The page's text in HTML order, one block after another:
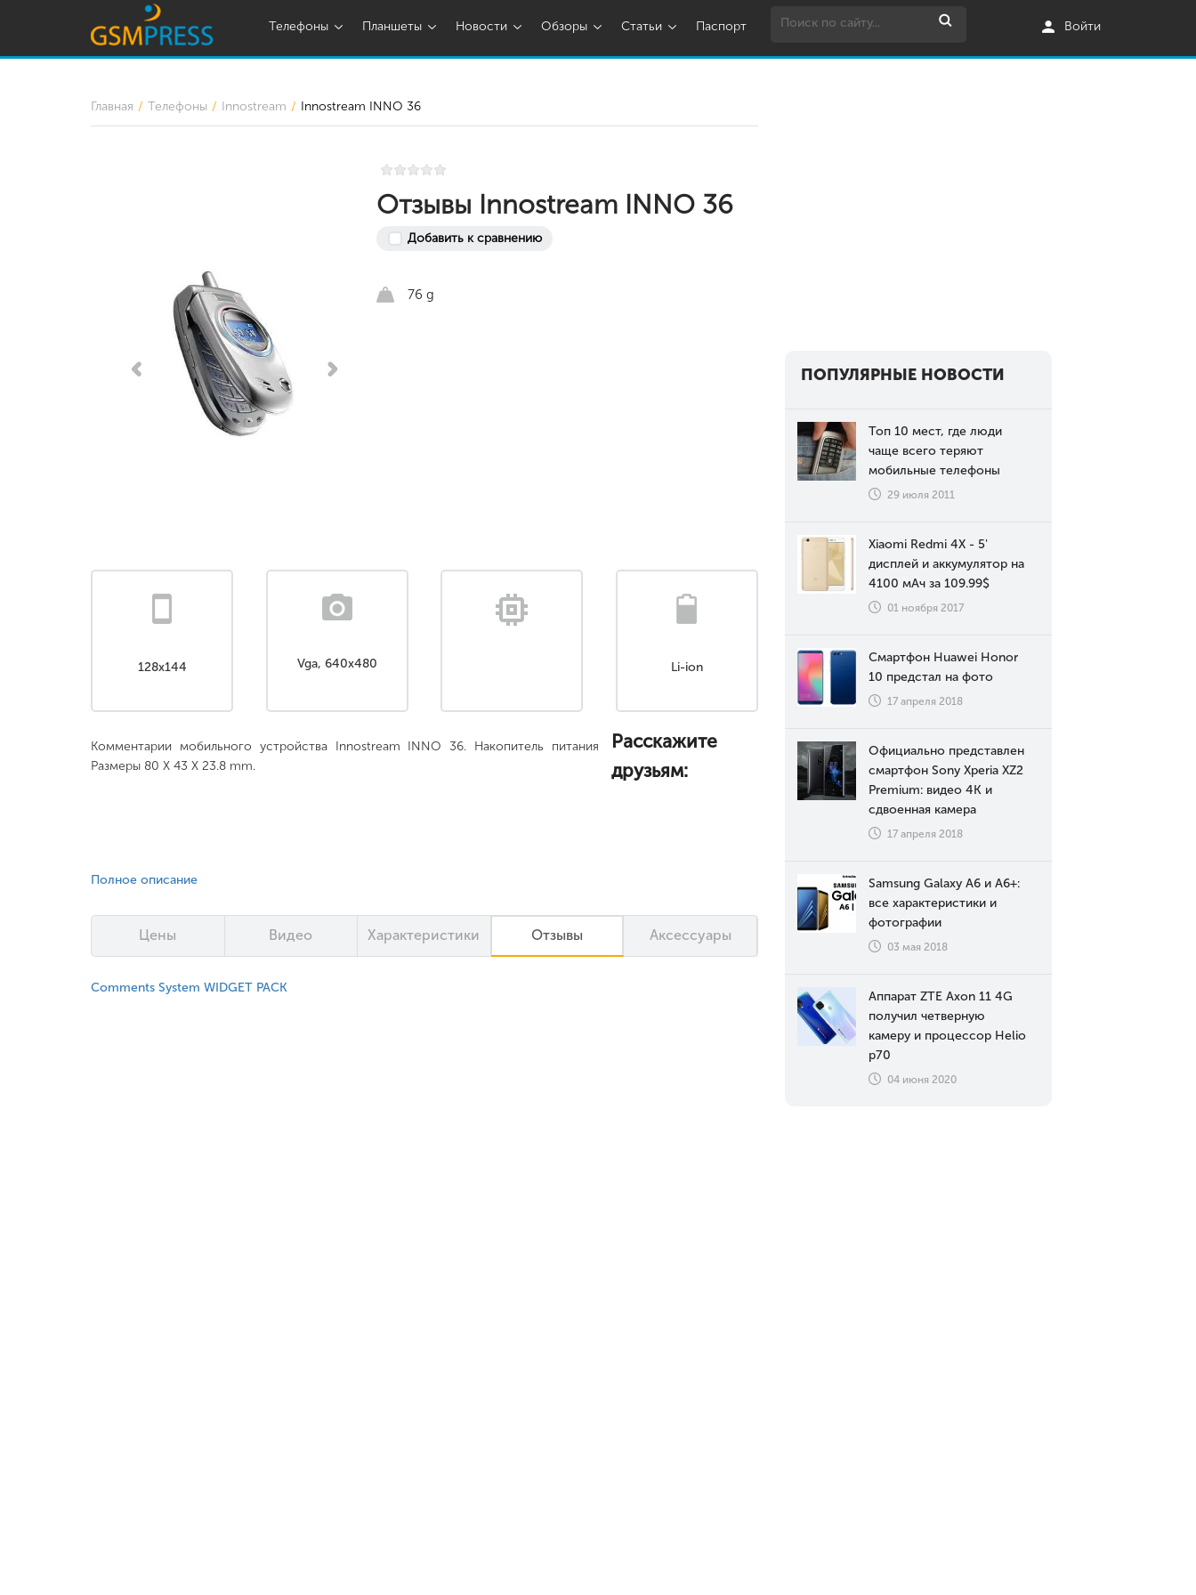
Телефоны Планшеты Новости Обзоры Статьи Паспорт Войти
Главная Телефоны Innostream Innostream INNO 36
Отзывы Innostream INNO 36
Добавить к сравнению
76 g
128x144 Vga, 640x480 Li-ion
Комментарии мобильного устройства Innostream INNO 36. Накопитель питания
Размеры 80 X 43 X 23.8 mm.
Полное описание
Расскажите
друзьям:
Цены Видео Характеристики Отзывы Аксессуары
Comments System WIDGET PACK
ПОПУЛЯРНЫЕ НОВОСТИ
Топ 10 мест, где люди
чаще всего теряют
мобильные телефоны
29 июля 2011
Xiaomi Redmi 4X - 5'
дисплей и аккумулятор на
4100 мАч за 109.99$
01 ноября 2017
Смартфон Huawei Honor
10 предстал на фото
17 апреля 2018
Официально представлен
смартфон Sony Xperia XZ2
Premium: видео 4К и
сдвоенная камера
17 апреля 2018
Samsung Galaxy A6 и A6+:
все характеристики и
фотографии
03 мая 2018
Аппарат ZTE Axon 11 4G
получил четверную
камеру и процессор Helio
p70
04 июня 2020